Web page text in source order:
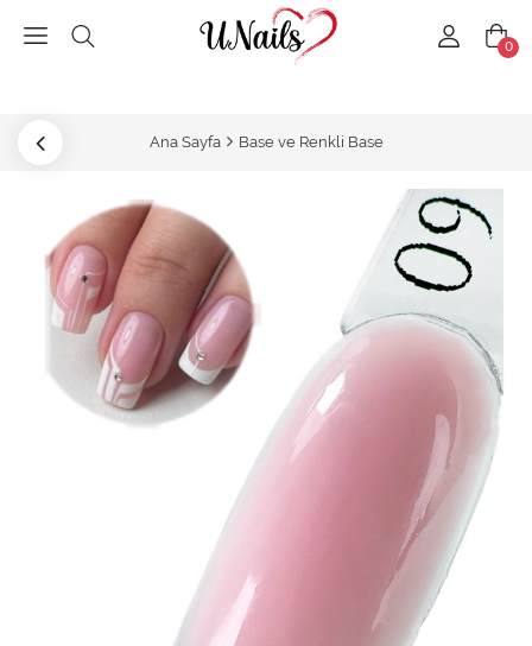
0
Ana Sayfa Base ve Renkli Base